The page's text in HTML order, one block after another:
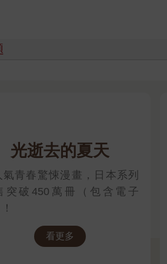
光逝去的夏天
氣青春驚悚漫畫，日本系列
突破450萬冊（包含電子
看更多